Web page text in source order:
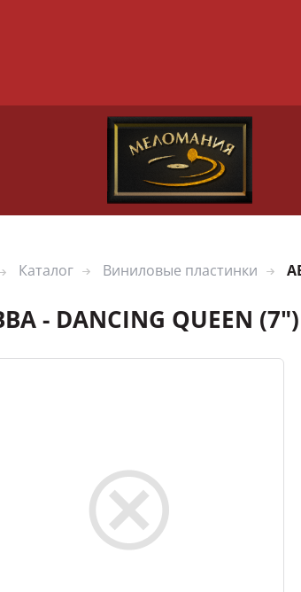
Каталог Виниловые пластинки
- DANCING QUEEN (7")